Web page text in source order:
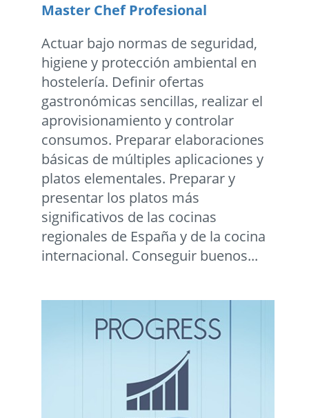
Master Chef Profesional
Actuar bajo normas de seguridad,
higiene y protección ambiental en
hostelería. Definir ofertas
gastronómicas sencillas, realizar el
aprovisionamiento y controlar
consumos. Preparar elaboraciones
básicas de múltiples aplicaciones y
platos elementales. Preparar y
presentar los platos más
significativos de las cocinas
regionales de España y de la cocina
internacional. Conseguir buenos...